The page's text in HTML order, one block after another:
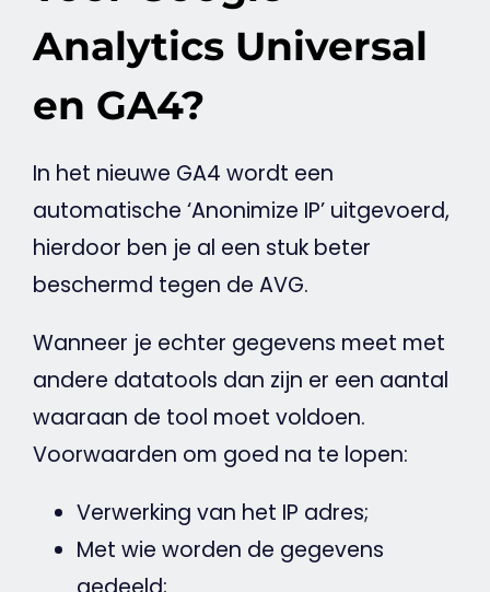
Analytics Universal
en GA4?
In het nieuwe GA4 wordt een
automatische ‘Anonimize IP’ uitgevoerd,
hierdoor ben je al een stuk beter
beschermd tegen de AVG.
Wanneer je echter gegevens meet met
andere datatools dan zijn er een aantal
waaraan de tool moet voldoen.
Voorwaarden om goed na te lopen:
Verwerking van het IP adres;
Met wie worden de gegevens